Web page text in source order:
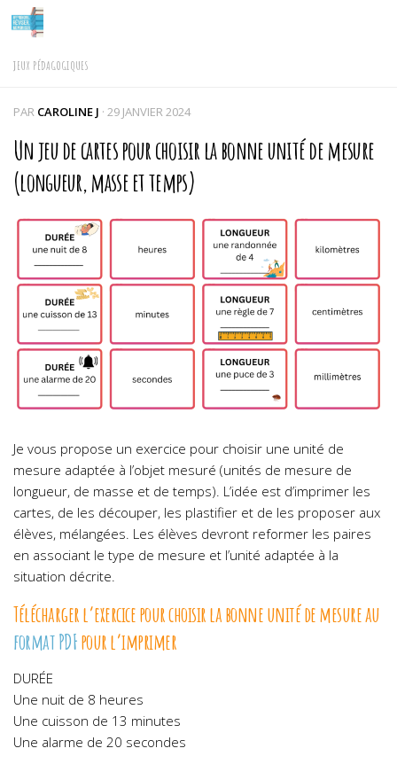
Skip to content
JEUX PÉDAGOGIQUES
PAR CAROLINE J · 29 JANVIER 2024
Un jeu de cartes pour choisir la bonne unité de mesure
(longueur, masse et temps)
Je vous propose un exercice pour choisir une unité de
mesure adaptée à l’objet mesuré (unités de mesure de
longueur, de masse et de temps). L’idée est d’imprimer les
cartes, de les découper, les plastifier et de les proposer aux
élèves, mélangées. Les élèves devront reformer les paires
en associant le type de mesure et l’unité adaptée à la
situation décrite.
Télécharger l’exercice pour choisir la bonne unité de mesure au
format PDFpour l’imprimer
DURÉE
Une nuit de 8 heures
Une cuisson de 13 minutes
Une alarme de 20 secondes